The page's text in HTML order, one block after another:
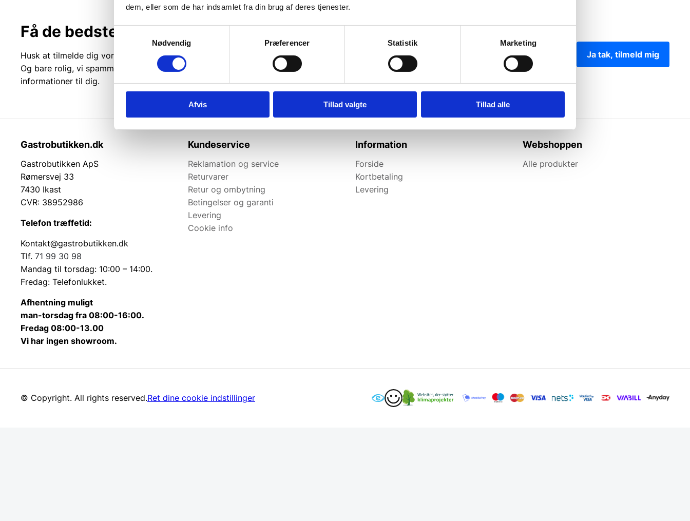
dem, eller som de har indsamlet fra din brug af deres tjenester.
Samtykkevalg
Nødvendig
Præferencer Statistik Marketing
Afvis Tillad valgte Tillad alle
Få de bedste tilbud først!
Husk at tilmelde dig vores nyhedsbrev og vær først til de bedste tilbud.
Og bare rolig, vi spammer dig ikke, men sender kun relevante tilbud og
informationer til dig.
Ja tak, tilmeld mig
Gastrobutikken.dk
Gastrobutikken ApS
Rømersvej 33
7430 Ikast
CVR: 38952986
Telefon træffetid:
Kontakt@gastrobutikken.dk
Tlf. 71 99 30 98
Mandag til torsdag: 10:00 – 14:00.
Fredag: Telefonlukket.
Afhentning muligt
man-torsdag fra 08:00-16:00.
Fredag 08:00-13.00
Vi har ingen showroom.
Kundeservice
Reklamation og service
Returvarer
Retur og ombytning
Betingelser og garanti
Levering
Cookie info
Information
Forside
Kortbetaling
Levering
Webshoppen
Alle produkter
© Copyright. All rights reserved.Ret dine cookie indstillinger